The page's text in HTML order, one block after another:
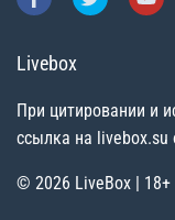
Livebox
При цитировании и
ссылка на livebox.su
© 2026 LiveBox | 18+